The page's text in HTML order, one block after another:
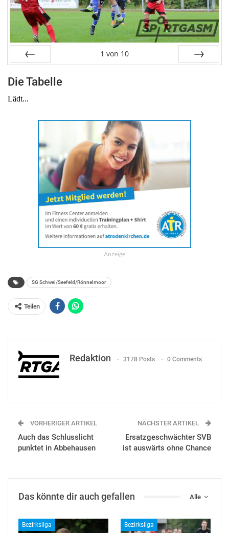
1 von 10
Die Tabelle
Anzeige
SG Schwei/Seefeld/Rönnelmoor
Teilen
Redaktion 3178 Posts 0 Comments
VORHERIGER ARTIKEL
Auch das Schlusslicht
punktet in Abbehausen
NÄCHSTER ARTIKEL
Ersatzgeschwächter SVB
ist auswärts ohne Chance
Alle
Das könnte dir auch gefallen
Bezirksliga Bezirksliga